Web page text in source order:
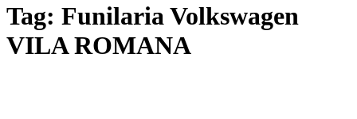
Tag: Funilaria Volkswagen
VILA ROMANA